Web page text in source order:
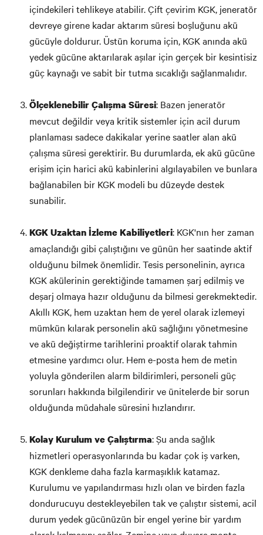
içindekileri tehlikeye atabilir. Çift çevirim KGK, jeneratör
devreye girene kadar aktarım süresi boşluğunu akü
gücüyle doldurur. Üstün koruma için, KGK anında akü
yedek gücüne aktarılarak aşılar için gerçek bir kesintisiz
güç kaynağı ve sabit bir tutma sıcaklığı sağlanmalıdır.
Ölçeklenebilir Çalışma Süresi: Bazen jeneratör
mevcut değildir veya kritik sistemler için acil durum
planlaması sadece dakikalar yerine saatler alan akü
çalışma süresi gerektirir. Bu durumlarda, ek akü gücüne
erişim için harici akü kabinlerini algılayabilen ve bunlara
bağlanabilen bir KGK modeli bu düzeyde destek
sunabilir.
KGK Uzaktan İzlemeKabiliyetleri: KGK'nın her zaman
amaçlandığı gibi çalıştığını ve günün her saatinde aktif
olduğunu bilmek önemlidir. Tesis personelinin, ayrıca
KGK akülerinin gerektiğinde tamamen şarj edilmiş ve
deşarj olmaya hazır olduğunu da bilmesi gerekmektedir.
Akıllı KGK, hem uzaktan hem de yerel olarak izlemeyi
mümkün kılarak personelin akü sağlığını yönetmesine
ve akü değiştirme tarihlerini proaktif olarak tahmin
etmesine yardımcı olur. Hem e-posta hem de metin
yoluyla gönderilen alarm bildirimleri, personeli güç
sorunları hakkında bilgilendirir ve ünitelerde bir sorun
olduğunda müdahale süresini hızlandırır.
Kolay Kurulum ve Çalıştırma: Şu anda sağlık
hizmetleri operasyonlarında bu kadar çok iş varken,
KGK denkleme daha fazla karmaşıklık katamaz.
Kurulumu ve yapılandırması hızlı olan ve birden fazla
dondurucuyu destekleyebilen tak ve çalıştır sistemi, acil
durum yedek gücünüzün bir engel yerine bir yardım